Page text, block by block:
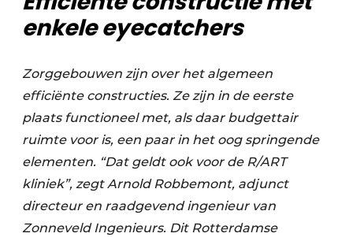
enkele eyecatchers
Zorggebouwen zijn over het algemeen
efficiënte constructies. Ze zijn in de eerste
plaats functioneel met, als daar budgettair
ruimte voor is, een paar in het oog springende
elementen. “Dat geldt ook voor de R/ART
kliniek”, zegt Arnold Robbemont, adjunct
directeur en raadgevend ingenieur van
Zonneveld Ingenieurs. Dit Rotterdamse